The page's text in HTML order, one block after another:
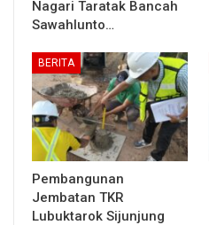
Nagari Taratak Bancah
Sawahlunto…
BERITA
Pembangunan
Jembatan TKR
Lubuktarok Sijunjung